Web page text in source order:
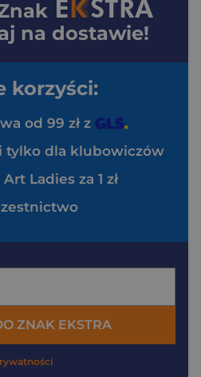
na dostawie!
korzyści:
od 99 zł z
tylko dla klubowiczów
Ladies za 1 zł
ZNAK EKSTRA